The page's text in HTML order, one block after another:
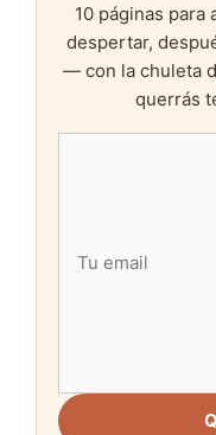
10 páginas para
despertar,
— con la chuleta
querrás